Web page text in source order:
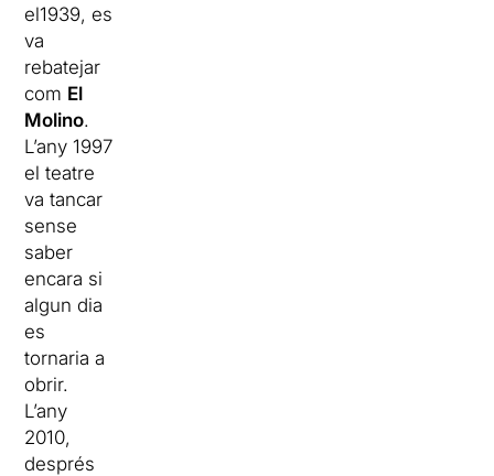
el1939, es
va
rebatejar
com El
Molino.
L’any 1997
el teatre
va tancar
sense
saber
encara si
algun dia
es
tornaria a
obrir.
L’any
2010,
després